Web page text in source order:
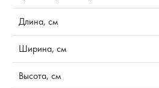
Длина, см
Ширина, см
Высота, см